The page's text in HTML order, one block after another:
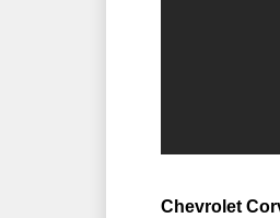
Chevrolet